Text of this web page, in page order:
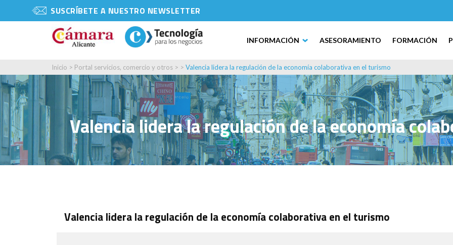
SUSCRÍBETE A NUESTRO NEWSLETTER
INFORMACIÓN ASESORAMIENTO FORMACIÓN
Inicio > Portal servicios, comercio y otros > > Valencia lidera la regulación de la economía colaborativa en el turismo
Valencia lidera la regulación de la economía
Valencia lidera la regulación de la economía colaborativa en el turismo